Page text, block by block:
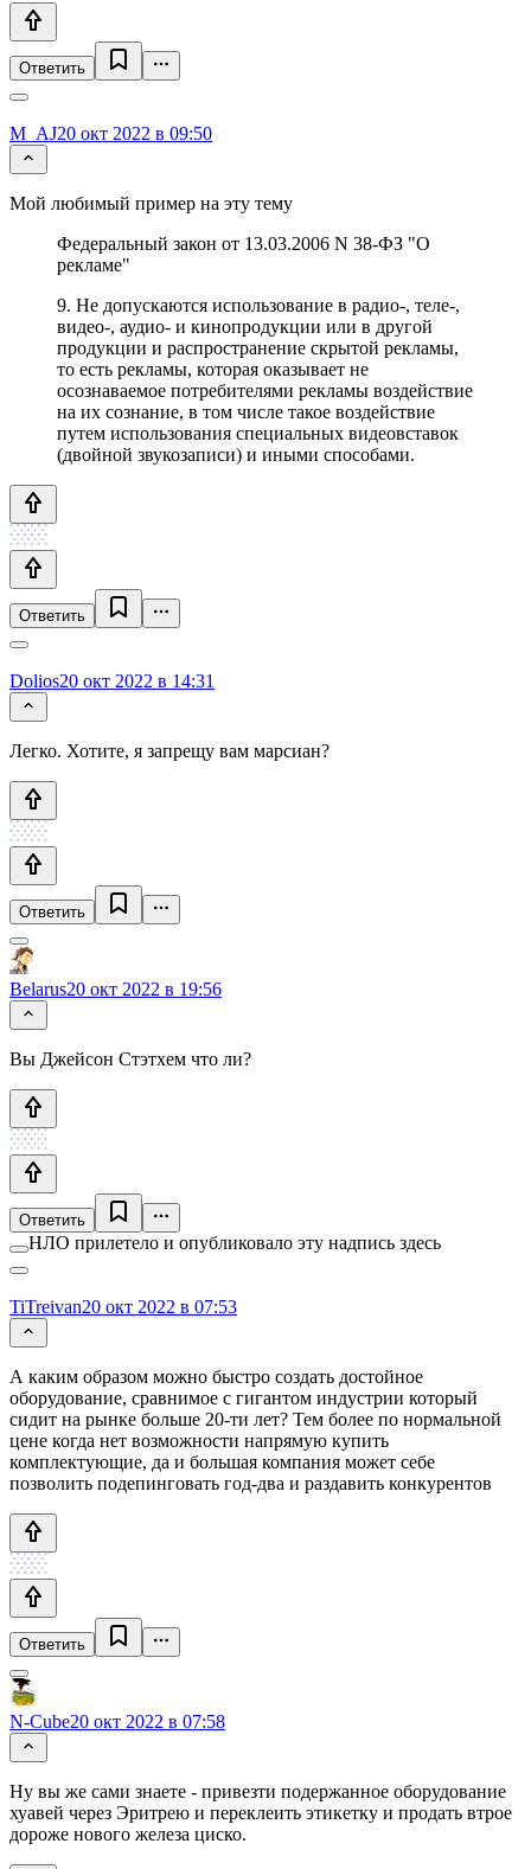
Ответить
M_AJ20 окт 2022 в 09:50
Мой любимый пример на эту тему
Федеральный закон от 13.03.2006 N 38-ФЗ "О
рекламе"
9. Не допускаются использование в радио-, теле-,
видео-, аудио- и кинопродукции или в другой
продукции и распространение скрытой рекламы,
то есть рекламы, которая оказывает не
осознаваемое потребителями рекламы воздействие
на их сознание, в том числе такое воздействие
путем использования специальных видеовставок
(двойной звукозаписи) и иными способами.
Ответить
Dolios20 окт 2022 в 14:31
Легко. Хотите, я запрещу вам марсиан?
Ответить
Belarus20 окт 2022 в 19:56
Вы Джейсон Стэтхем что ли?
Ответить
НЛО прилетело и опубликовало эту надпись здесь
TiTreivan20 окт 2022 в 07:53
А каким образом можно быстро создать достойное
оборудование, сравнимое с гигантом индустрии который
сидит на рынке больше 20-ти лет? Тем более по нормальной
цене когда нет возможности напрямую купить
комплектующие, да и большая компания может себе
позволить подепинговать год-два и раздавить конкурентов
Ответить
N-Cube20 окт 2022 в 07:58
Ну вы же сами знаете - привезти подержанное оборудование
хуавей через Эритрею и переклеить этикетку и продать втрое
дороже нового железа циско.